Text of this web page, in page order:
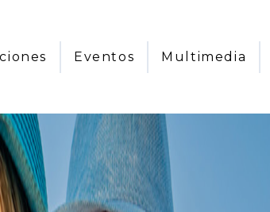
Eventos Multimedia